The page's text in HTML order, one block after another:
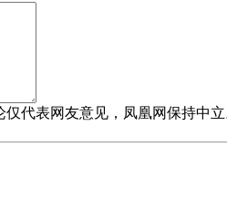
仅代表网友意见，凤凰网保持中